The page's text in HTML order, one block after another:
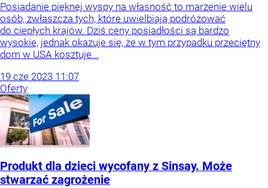
Posiadanie pięknej wyspy na własność to marzenie wielu
osób, zwłaszcza tych, które uwielbiają podróżować
do ciepłych krajów. Dziś ceny posiadłości są bardzo
wysokie, jednak okazuje się, że w tym przypadku przeciętny
dom w USA kosztuje...
19 cze 2023 11:07
Oferty
Produkt dla dzieci wycofany z Sinsay. Może
stwarzać zagrożenie